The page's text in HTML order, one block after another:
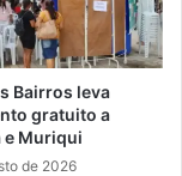
Bairros leva
gratuito a
e Muriqui
de 2026